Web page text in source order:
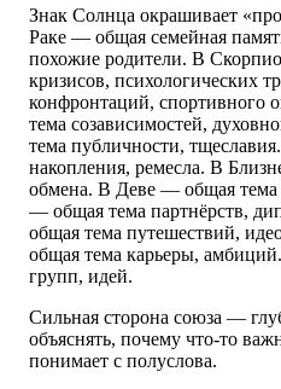
Знак Солнца окрашивает
Раке — общая семейная
похожие родители. В
кризисов, психологических
конфронтаций,
тема созависимостей,
тема публичности,
накопления, ремесла. В
обмена. В Деве — общая
— общая тема партнёрств,
общая тема путешествий,
общая тема карьеры,
групп, идей.
Сильная сторона союза —
объяснять, почему что-то
понимает с полуслова.